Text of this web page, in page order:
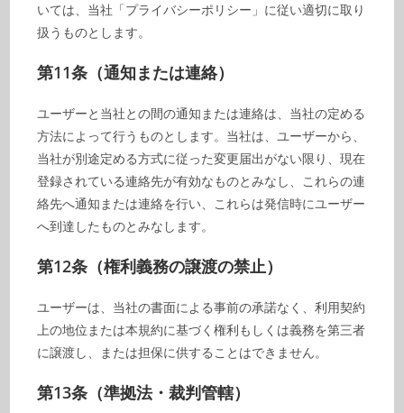
いては、当社「プライバシーポリシー」に従い適切に取り
扱うものとします。
第11条（通知または連絡）
ユーザーと当社との間の通知または連絡は、当社の定める
方法によって行うものとします。当社は、ユーザーから、
当社が別途定める方式に従った変更届出がない限り、現在
登録されている連絡先が有効なものとみなし、これらの連
絡先へ通知または連絡を行い、これらは発信時にユーザー
へ到達したものとみなします。
第12条（権利義務の譲渡の禁止）
ユーザーは、当社の書面による事前の承諾なく、利用契約
上の地位または本規約に基づく権利もしくは義務を第三者
に譲渡し、または担保に供することはできません。
第13条（準拠法・裁判管轄）